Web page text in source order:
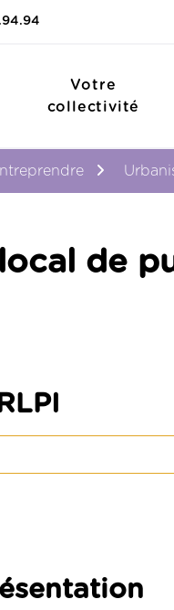
Votre
collectivité
de